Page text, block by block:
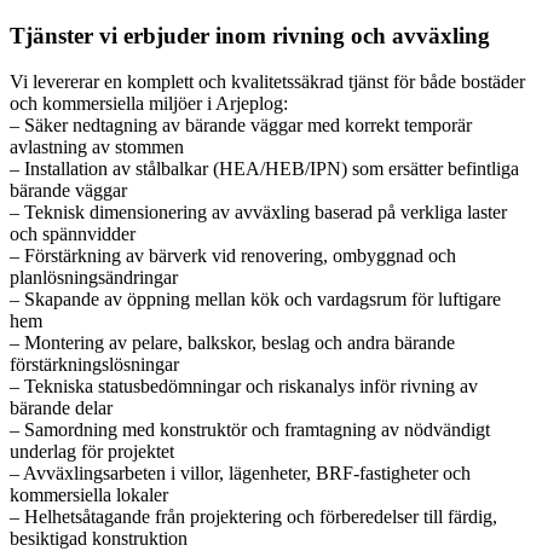
Tjänster vi erbjuder inom rivning och avväxling
Vi levererar en komplett och kvalitetssäkrad tjänst för både bostäder
och kommersiella miljöer i Arjeplog:
– Säker nedtagning av bärande väggar med korrekt temporär
avlastning av stommen
– Installation av stålbalkar (HEA/HEB/IPN) som ersätter befintliga
bärande väggar
– Teknisk dimensionering av avväxling baserad på verkliga laster
och spännvidder
– Förstärkning av bärverk vid renovering, ombyggnad och
planlösningsändringar
– Skapande av öppning mellan kök och vardagsrum för luftigare
hem
– Montering av pelare, balkskor, beslag och andra bärande
förstärkningslösningar
– Tekniska statusbedömningar och riskanalys inför rivning av
bärande delar
– Samordning med konstruktör och framtagning av nödvändigt
underlag för projektet
– Avväxlingsarbeten i villor, lägenheter, BRF-fastigheter och
kommersiella lokaler
– Helhetsåtagande från projektering och förberedelser till färdig,
besiktigad konstruktion